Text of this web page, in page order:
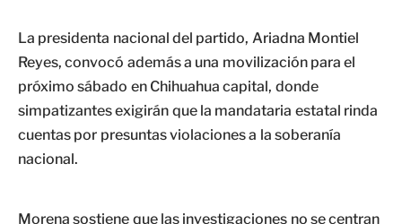
La presidenta nacional del partido, Ariadna Montiel
Reyes, convocó además a una movilización para el
próximo sábado en Chihuahua capital, donde
simpatizantes exigirán que la mandataria estatal rinda
cuentas por presuntas violaciones a la soberanía
nacional.
Morena sostiene que las investigaciones no se centran